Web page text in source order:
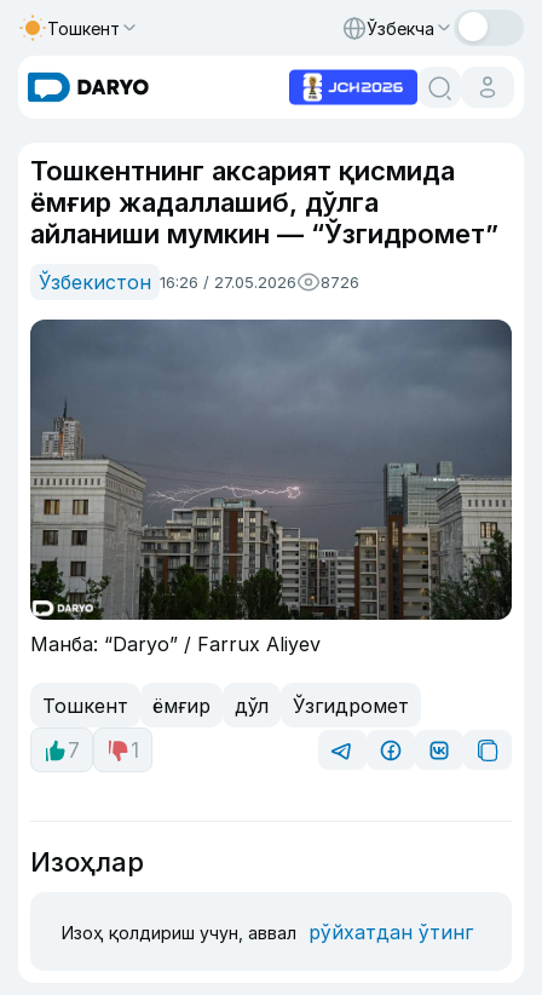
Тошкент Ўзбекча
Тошкентнинг аксарият қисмида
ёмғир жадаллашиб, дўлга
айланиши мумкин — “Ўзгидромет”
Ўзбекистон 16:26 / 27.05.2026 8726
Манба: “Daryo” / Farrux Aliyev
Тошкент ёмғир дўл
Ўзгидромет
7
1
Изоҳлар
Изоҳ қолдириш учун, аввал рўйхатдан ўтинг